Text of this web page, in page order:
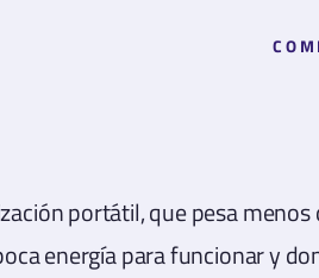
portátil, que pesa menos
energía para funcionar y